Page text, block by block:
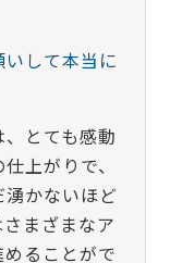
して本当に
とても感動
上がりで、
湧かないほど
まざまなア
ることがで